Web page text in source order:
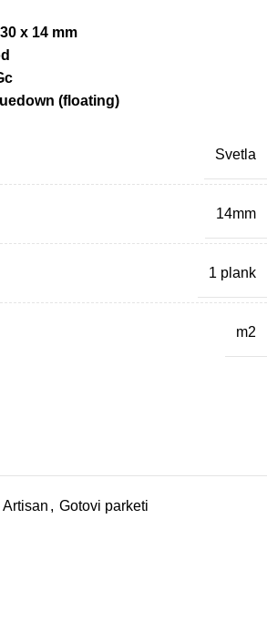
x 14 mm
(floating)
Svetla
14mm
1 plank
m2
Artisan , Gotovi parketi